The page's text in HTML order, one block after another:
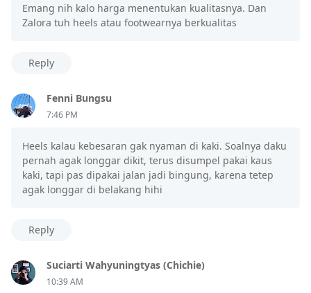
Emang nih kalo harga menentukan kualitasnya. Dan
Zalora tuh heels atau footwearnya berkualitas
Reply
Fenni Bungsu
7:46 PM
Heels kalau kebesaran gak nyaman di kaki. Soalnya daku
pernah agak longgar dikit, terus disumpel pakai kaus
kaki, tapi pas dipakai jalan jadi bingung, karena tetep
agak longgar di belakang hihi
Reply
Suciarti Wahyuningtyas (Chichie)
10:39 AM